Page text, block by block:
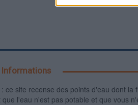
Informations
ce site recense des points d'eau dont
que l'eau n'est pas potable et que vous